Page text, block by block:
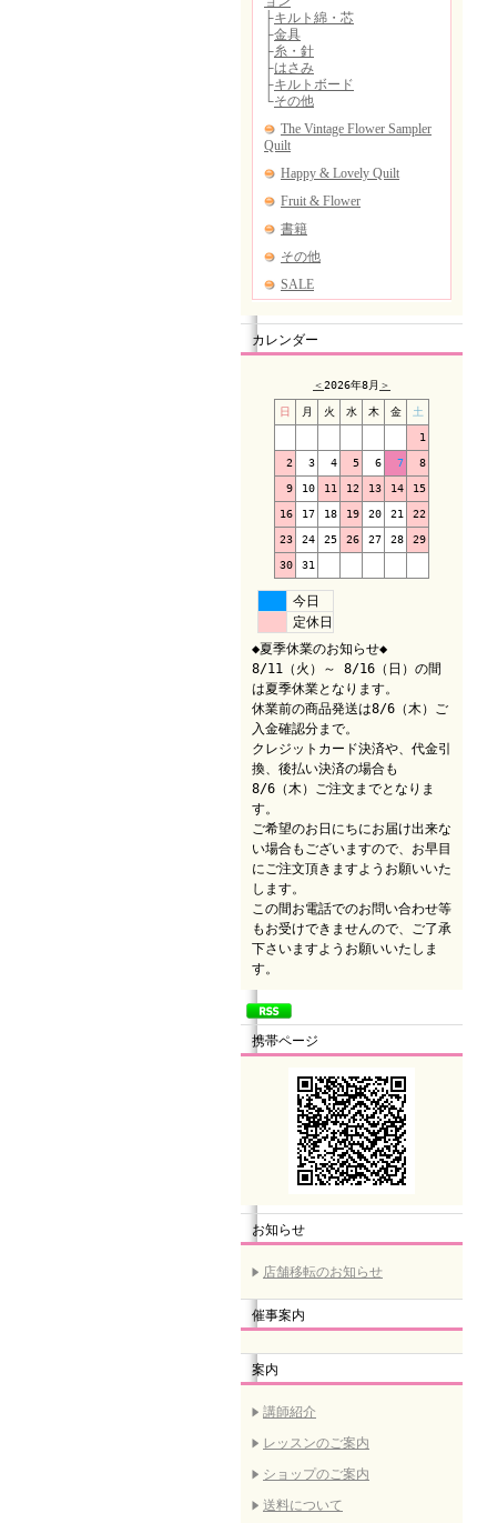
カレンダー
＜2026年8月 ＞
日 月 火 水 木 金 土
1
2 3 4 5 6 7 8
9 10 11 12 13 14 15
16 17 18 19 20 21 22
23 24 25 26 27 28 29
30 31
今日
定休日
◆夏季休業のお知らせ◆
8/11（火）～ 8/16（日）の間
は夏季休業となります。
休業前の商品発送は8/6（木）ご
入金確認分まで。
クレジットカード決済や、代金引
換、後払い決済の場合も
8/6（木）ご注文までとなりま
す。
ご希望のお日にちにお届け出来な
い場合もございますので、お早目
にご注文頂きますようお願いいた
します。
この間お電話でのお問い合わせ等
もお受けできませんので、ご了承
下さいますようお願いいたしま
す。
携帯ページ
お知らせ
店舗移転のお知らせ
催事案内
案内
講師紹介
レッスンのご案内
ショップのご案内
送料について